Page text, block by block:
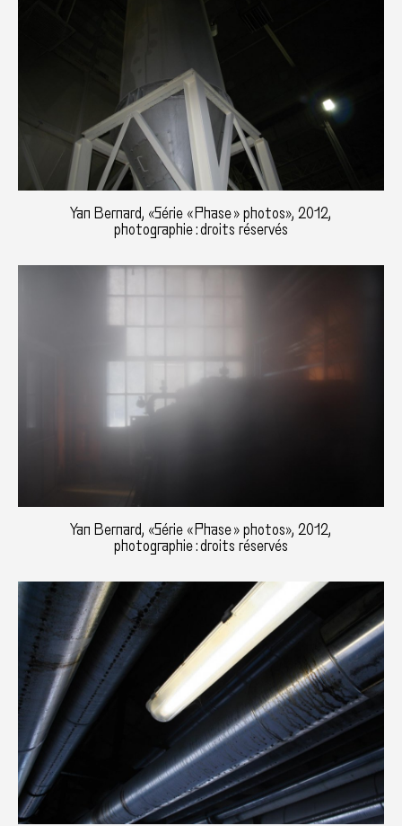
Yan Bernard, «Série « Phase » photos», 2012,
photographie : droits réservés
Yan Bernard, «Série « Phase » photos», 2012,
photographie : droits réservés